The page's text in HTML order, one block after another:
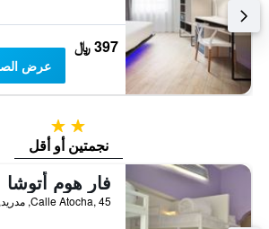
397 ﷼
عرض
2 نجمتين
نجمتين أو أقل
فار هوم أتوشا